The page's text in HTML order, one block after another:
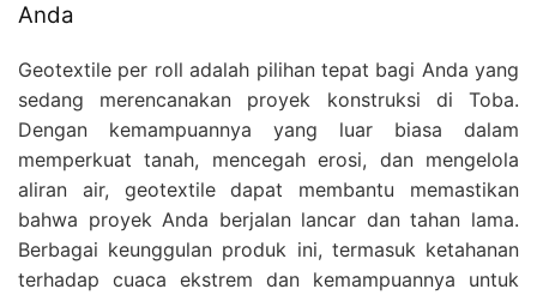
Anda
Geotextile per roll adalah pilihan tepat bagi Anda yang
sedang merencanakan proyek konstruksi di Toba.
Dengan kemampuannya yang luar biasa dalam
memperkuat tanah, mencegah erosi, dan mengelola
aliran air, geotextile dapat membantu memastikan
bahwa proyek Anda berjalan lancar dan tahan lama.
Berbagai keunggulan produk ini, termasuk ketahanan
terhadap cuaca ekstrem dan kemampuannya untuk